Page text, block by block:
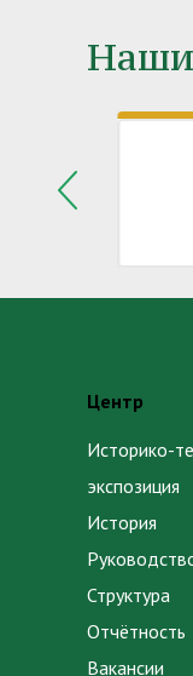
Центр
Историко-
экспозиция
История
Структура
Отчётность
Вакансии